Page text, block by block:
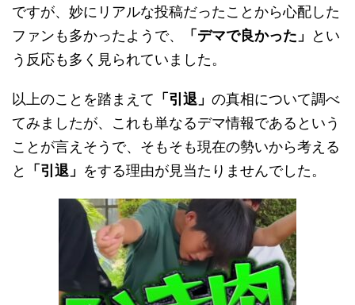
ですが、妙にリアルな投稿だったことから心配した
ファンも多かったようで、
「デマで良かった」
とい
う反応も多く見られていました。
以上のことを踏まえて 「引退」 の真相について調べ
てみましたが、これも単なるデマ情報であるという
ことが言えそうで、そもそも現在の勢いから考える
と
「引退」 をする理由が見当たりませんでした。